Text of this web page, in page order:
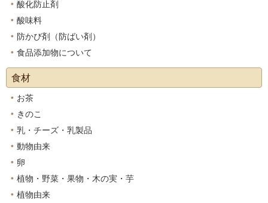
酸化防止剤
酸味料
防かび剤（防ばい剤）
食品添加物について
食材
お茶
きのこ
乳・チーズ・乳製品
動物由来
卵
植物・野菜・果物・木の実・芋
植物由来